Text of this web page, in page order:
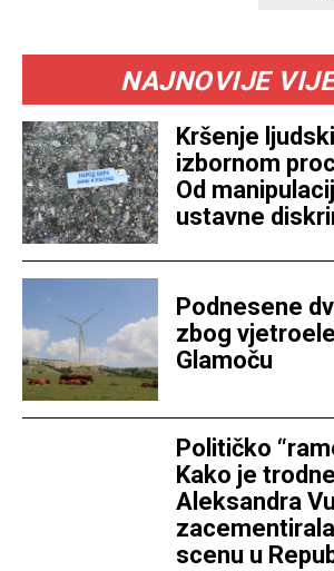
NAJNOVIJE
Kršenje
izbornom
Od
ustavne
Podnesene
zbog
Glamoču
Političko
Kako je
Aleksandra
scenu u